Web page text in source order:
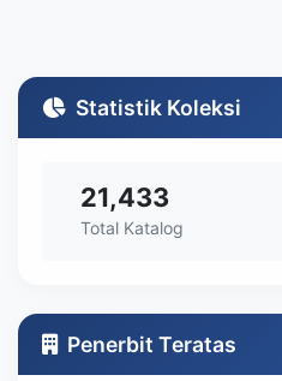
Statistik Koleksi
21,433
Total Katalog
Penerbit Teratas